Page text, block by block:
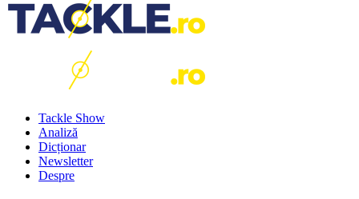
Tackle Show
Analiză
Dicționar
Newsletter
Despre